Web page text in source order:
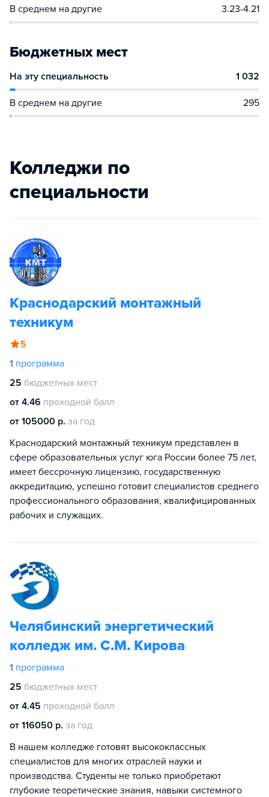
В среднем на другие 3.23-4.21
Бюджетных мест
На эту специальность 1 032
В среднем на другие 295
Колледжи по
специальности
Краснодарский монтажный
техникум
5
1 программа
25 бюджетных мест
от 4.46 проходной балл
от 105000 р. за год
Краснодарский монтажный техникум представлен в
сфере образовательных услуг юга России более 75 лет,
имеет бессрочную лицензию, государственную
аккредитацию, успешно готовит специалистов среднего
профессионального образования, квалифицированных
рабочих и служащих.
Челябинский энергетический
колледж им. С.М. Кирова
1 программа
25 бюджетных мест
от 4.45 проходной балл
от 116050 р. за год
В нашем колледже готовят высококлассных
специалистов для многих отраслей науки и
производства. Студенты не только приобретают
глубокие теоретические знания, навыки системного